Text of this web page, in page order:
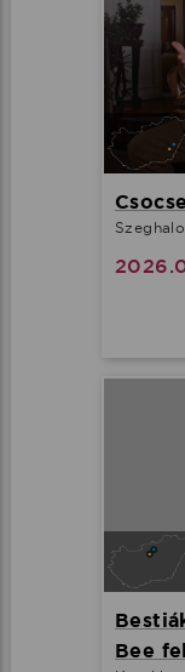
Bee